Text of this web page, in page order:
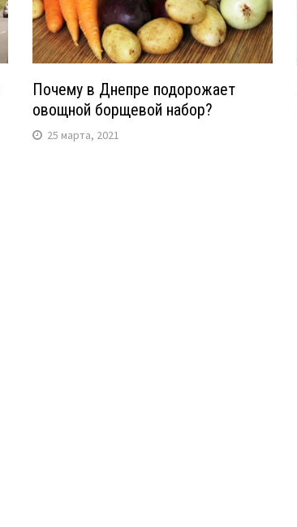
Почему в Днепре подорожает
овощной борщевой набор?
25 марта, 2021